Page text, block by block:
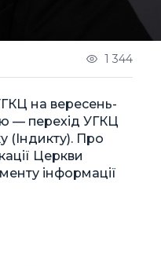
1 344
на вересень-
— перехід УГКЦ
(Індикту). Про
Церкви
інформації